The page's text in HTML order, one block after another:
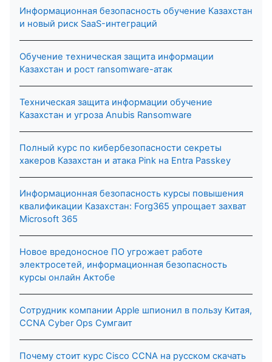
Информационная безопасность обучение Казахстан
и новый риск SaaS-интеграций
Обучение техническая защита информации
Казахстан и рост ransomware-атак
Техническая защита информации обучение
Казахстан и угроза Anubis Ransomware
Полный курс по кибербезопасности секреты
хакеров Казахстан и атака Pink на Entra Passkey
Информационная безопасность курсы повышения
квалификации Казахстан: Forg365 упрощает захват
Microsoft 365
Новое вредоносное ПО угрожает работе
электросетей, информационная безопасность
курсы онлайн Актобе
Сотрудник компании Apple шпионил в пользу Китая,
CCNA Cyber Ops Сумгаит
Почему стоит курс Cisco CCNA на русском скачать